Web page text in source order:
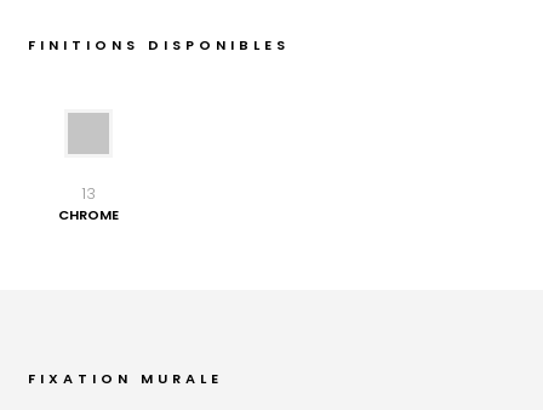
FINITIONS DISPONIBLES
13
CHROME
FIXATION MURALE